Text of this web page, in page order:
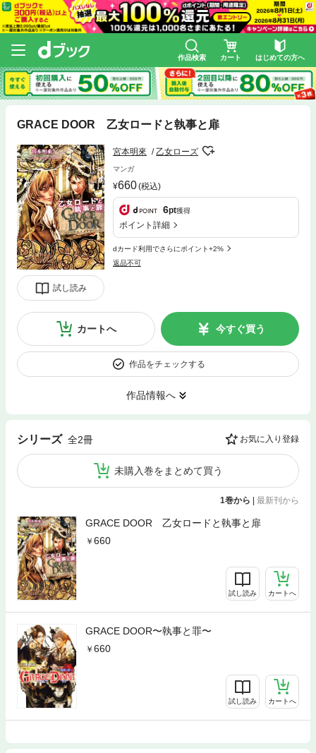
作品検索 カート はじめての方へ
GRACE DOOR 乙女ロードと執事と扉
試し読み
宮本明來 乙女ローズ
マンガ
660(税込)
6pt獲得
ポイント詳細
dカード利用でさらにポイント+2%
返品不可
カートへ 今すぐ買う
作品をチェックする
作品情報へ
シリーズ 全2冊 お気に入り登録
未購入巻をまとめて買う
1巻から | 最新刊から
GRACE DOOR 乙女ロードと執事と扉
660
試し読み カートへ
GRACE DOOR〜執事と罪〜
660
試し読み カートへ